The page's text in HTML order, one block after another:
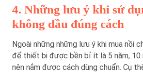
4. Những lưu ý khi sử
không dầu đúng cách
Ngoài những những lưu ý khi mua nồi
để thiết bị được bền bỉ ít là 5 năm, 10
nên nắm được cách dùng chuẩn. Cụ